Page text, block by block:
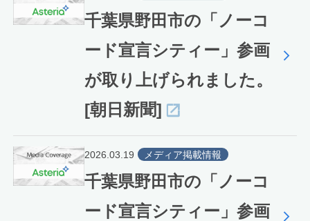
千葉県野田市の「ノーコ
ード宣言シティー」参画
が取り上げられました。
[朝日新聞]
2026.03.19 メディア掲載情報
千葉県野田市の「ノーコ
ード宣言シティー」参画